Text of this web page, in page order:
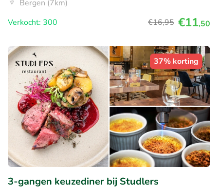
Bergen (7km)
Verkocht: 300
€16,95 €11,50
37% korting
3-gangen keuzediner bij Studlers